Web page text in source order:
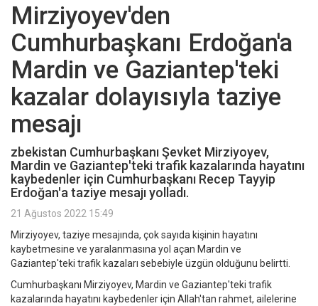
Mirziyoyev'den
Cumhurbaşkanı Erdoğan'a
Mardin ve Gaziantep'teki
kazalar dolayısıyla taziye
mesajı
zbekistan Cumhurbaşkanı Şevket Mirziyoyev,
Mardin ve Gaziantep'teki trafik kazalarında hayatını
kaybedenler için Cumhurbaşkanı Recep Tayyip
Erdoğan'a taziye mesajı yolladı.
21 Ağustos 2022 15:49
Mirziyoyev, taziye mesajında, çok sayıda kişinin hayatını
kaybetmesine ve yaralanmasına yol açan Mardin ve
Gaziantep'teki trafik kazaları sebebiyle üzgün olduğunu belirtti.
Cumhurbaşkanı Mirziyoyev, Mardin ve Gaziantep'teki trafik
kazalarında hayatını kaybedenler için Allah'tan rahmet, ailelerine